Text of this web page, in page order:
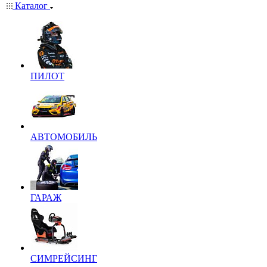
Каталог
ПИЛОТ
АВТОМОБИЛЬ
ГАРАЖ
СИМРЕЙСИНГ